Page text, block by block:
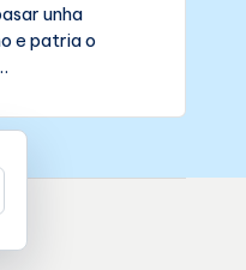
unha
e patria o